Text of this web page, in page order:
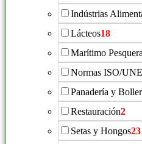
Indústrias
Lácteos18
Marítimo
Normas ISO/UNE
Panadería y
Restauración2
Setas y Hongos23